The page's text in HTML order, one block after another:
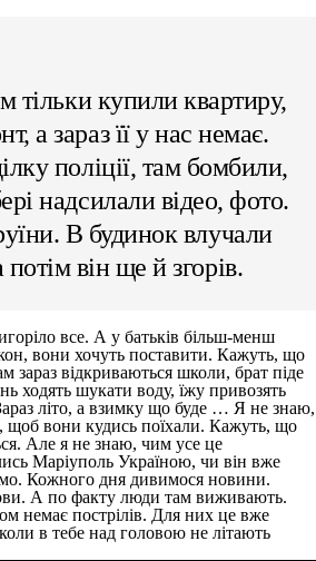
тільки купили квартиру,
а зараз її у нас немає.
поліції, там бомбили,
надсилали відео, фото.
В будинок влучали
він ще й згорів.
все. А у батьків більш-менш
вони хочуть поставити. Кажуть, що
зараз відкриваються школи, брат піде
ходять шукати воду, їжу привозять
літо, а взимку що буде … Я не знаю,
щоб вони кудись поїхали. Кажуть, що
Але я не знаю, чим усе це
Маріуполь Україною, чи він вже
Кожного дня дивимося новини.
А по факту люди там виживають.
немає пострілів. Для них це вже
в тебе над головою не літають